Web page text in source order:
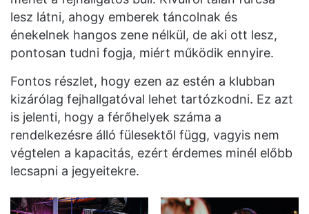
lesz látni, ahogy emberek táncolnak és
énekelnek hangos zene nélkül, de aki ott lesz,
pontosan tudni fogja, miért működik ennyire.
Fontos részlet, hogy ezen az estén a klubban
kizárólag fejhallgatóval lehet tartózkodni. Ez azt
is jelenti, hogy a férőhelyek száma a
rendelkezésre álló fülesektől függ, vagyis nem
végtelen a kapacitás, ezért érdemes minél előbb
lecsapni a jegyeitekre.